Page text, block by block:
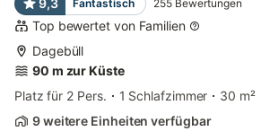
9,3 Fantastisch 255 Bewertungen
Top bewertet von Familien
Dagebüll
90 m zur Küste
Platz für 2 Pers.
1 Schlafzimmer
30 m²
9 weitere Einheiten verfügbar